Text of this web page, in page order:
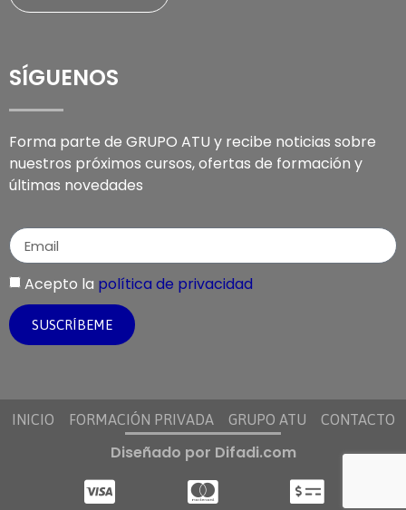
SÍGUENOS
Forma parte de GRUPO ATU y recibe noticias sobre
nuestros próximos cursos, ofertas de formación y
últimas novedades
Acepto la política de privacidad
SUSCRÍBEME
INICIO FORMACIÓN PRIVADA GRUPO ATU CONTACTO
Diseñado por Difadi.com